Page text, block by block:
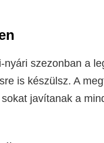
nyári szezonban a
is készülsz. A
javítanak a